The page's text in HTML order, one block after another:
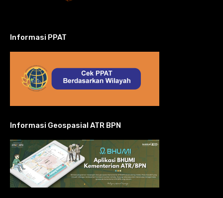
Informasi PPAT
Informasi Geospasial ATR BPN